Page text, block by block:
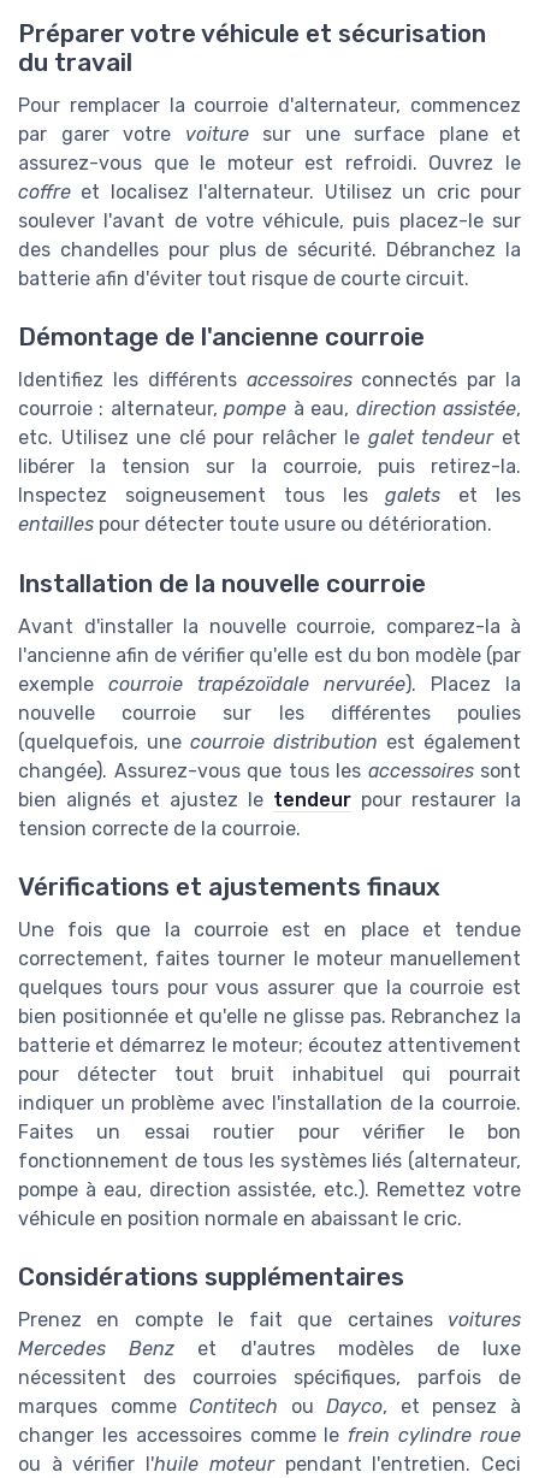
Préparer votre véhicule et sécurisation
du travail
Pour remplacer la courroie d'alternateur, commencez
par garer votre voituresur une surface plane et
assurez-vous que le moteur est refroidi. Ouvrez le
coffre et localisez l'alternateur. Utilisez un cric pour
soulever l'avant de votre véhicule, puis placez-le sur
des chandelles pour plus de sécurité. Débranchez la
batterie afin d'éviter tout risque de courte circuit.
Démontage de l'ancienne courroie
Identifiez les différents accessoiresconnectés par la
courroie : alternateur,pompe à eau, direction assistée,
etc. Utilisez une clé pour relâcher le galet tendeuret
libérer la tension sur la courroie, puis retirez-la.
Inspectez soigneusement tous lesgalets et les
entailles pour détecter toute usure ou détérioration.
Installation de la nouvelle courroie
Avant d'installer la nouvelle courroie, comparez-la à
l'ancienne afin de vérifier qu'elle est du bon modèle (par
exemple courroie trapézoïdale nervurée). Placez la
nouvelle courroie sur les différentes poulies
(quelquefois, une courroie distribution est également
changée). Assurez-vous que tous les accessoiressont
bien alignés et ajustez le tendeur pour restaurer la
tension correcte de la courroie.
Vérifications et ajustements finaux
Une fois que la courroie est en place et tendue
correctement, faites tourner le moteur manuellement
quelques tours pour vous assurer que la courroie est
bien positionnée et qu'elle ne glisse pas. Rebranchez la
batterie et démarrez le moteur; écoutez attentivement
pour détecter tout bruit inhabituel qui pourrait
indiquer un problème avec l'installation de la courroie.
Faites un essai routier pour vérifier le bon
fonctionnement de tous les systèmes liés (alternateur,
pompe à eau, direction assistée, etc.). Remettez votre
véhicule en position normale en abaissant le cric.
Considérations supplémentaires
Prenez en compte le fait que certaines voitures
Mercedes Benz et d'autres modèles de luxe
nécessitent des courroies spécifiques, parfois de
marques commeContitech ouDayco, et pensez à
changer les accessoires comme le frein cylindre roue
ou à vérifier l'huile moteurpendant l'entretien. Ceci